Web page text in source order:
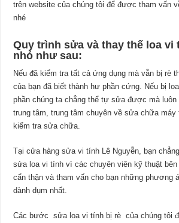
trên website của chúng tôi để được tham vấn
nhé
Quy trình sửa và thay thế loa vi
nhỏ như sau:
Nếu đã kiểm tra tất cả ứng dụng mà vẫn bị rè
của bạn đã biết thành hư phần cứng. Nếu bị
phần chúng ta chẳng thể tự sửa được mà luôn
trung tâm, trung tâm chuyên về sửa chữa máy
kiểm tra sửa chữa.
Tại cửa hàng sửa vi tính Lê Nguyễn, bạn
sửa loa vi tính vì các chuyên viên kỹ thuật
cẩn thận và tham vấn cho bạn những phương
dành dụm nhất.
Các bước sửa loa vi tính bị rè của chúng tôi